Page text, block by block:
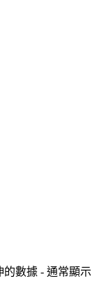
數據 - 通常顯示